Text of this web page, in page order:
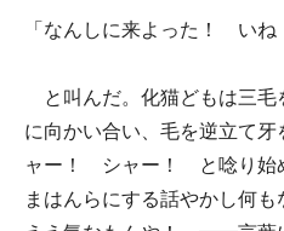
「なんしに来よった！ い
と叫んだ。化猫どもは三毛
に向かい合い、毛を逆立て
ャー！ シャー！ と唸り始
まはんらにする話やかし何